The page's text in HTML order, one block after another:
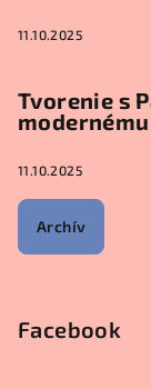
11.10.2025
Tvorenie s
11.10.2025
Archív
Facebook